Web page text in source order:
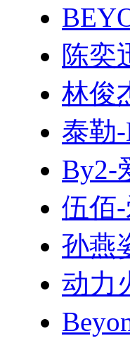
陈奕
林俊
泰勒-
By2-
伍佰
孙燕
动力